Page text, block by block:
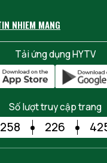
Tải ứng dụng HYTV
Số lượt truy cập trang
258 226